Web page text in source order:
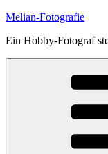
Skip
content
Melian-Fotografie
Ein Hobby-Fotograf